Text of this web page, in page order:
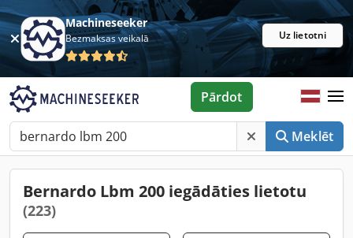
Machineseeker
Bezmaksas veikalā Uz lietotni
Meklēt
Pārdot
Bernardo Lbm 200 iegādāties lietotu
(223)